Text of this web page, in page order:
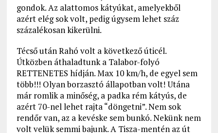
gondok. Az alattomos kátyúkat, amelyekből
azért elég sok volt, pedig úgysem lehet száz
százalékosan kikerülni.
Técső után Rahó volt a következő úticél.
Útközben áthaladtunk a Talabor-folyó
RETTENETES hídján. Max 10 km/h, de egyel sem
több!!! Olyan borzasztó állapotban volt! Utána
már romlik a minőség, a padka rém kátyús, de
azért 70-nel lehet rajta “döngetni”. Nem sok
rendőr van, az a kevéske sem bunkó. Nekünk nem
volt velük semmi bajunk. A Tisza-mentén az út